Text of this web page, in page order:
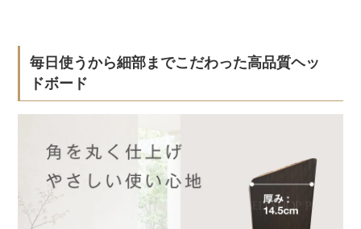
毎日使うから細部までこだわった高品質ヘッ
ドボード